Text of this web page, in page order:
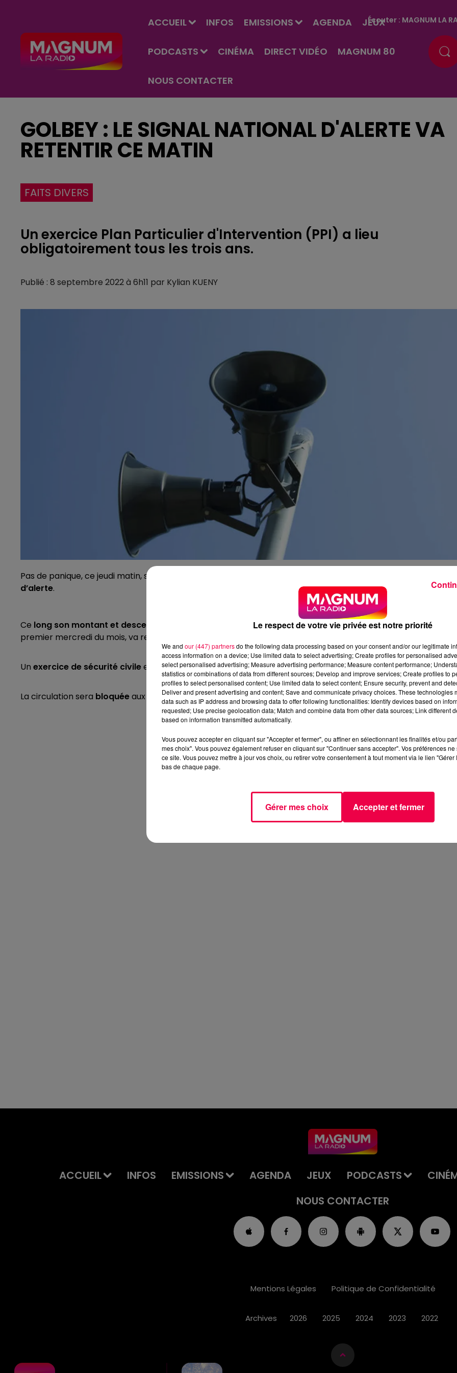
ACCUEIL INFOS EMISSIONS AGENDA JEUX
PODCASTS CINÉMA DIRECT VIDÉO MAGNUM 80
NOUS CONTACTER
Écouter : MAGNUM LA
GOLBEY : LE SIGNAL NATIONAL D'ALERTE VA
RETENTIR CE MATIN
FAITS DIVERS
Un exercice Plan Particulier d'Intervention (PPI) a lieu
obligatoirement tous les trois ans.
Publié : 8 septembre 2022 à 6h11 par Kylian KUENY
Pas de panique, ce jeudi matin, si vous habitez le secteur de Golbey. Vous risquez d’entendre le
d’alerte.
Ce long son montant et descendant de trois fois 1 minute et 41 secondes, qui sonne habituellement chaque
premier mercredi du mois, va retentir.
Un exercice de sécurité civileest mené sur le site de stockage Antargazà partir de 9h jusqu’à environ
La circulation sera bloquéeaux abords du site le temps de l’intervention.
ACCUEIL INFOS EMISSIONS AGENDA JEUX PODCASTS
NOUS CONTACTER
Mentions Légales Politique de Confidentialité
Archives 2026 2025 2024 2023 2022
Le respect de votre vie privée est notre priorité
We and our (447) partnersdo the following data processing based on your consent and/or our legitimate
access information on a device; Use limited data to select advertising; Create profiles for personalised
select personalised advertising; Measure advertising performance; Measure content performance;
statistics or combinations of data from different sources; Develop and improve services; Create profiles to
profiles to select personalised content; Use limited data to select content; Ensure security, prevent and
Deliver and present advertising and content; Save and communicate privacy choices. These technologies
data such as IP address and browsing data to offer following functionalities: Identify devices based on
requested; Use precise geolocation data; Match and combine data from other data sources; Link different
based on information transmitted automatically.
Vous pouvez accepter en cliquant sur "Accepter et fermer", ou affiner en sélectionnant les finalités et/ou
mes choix". Vous pouvez également refuser en cliquant sur "Continuer sans accepter". Vos préférences
ce site. Vous pouvez mettre à jour vos choix, ou retirer votre consentement à tout moment via le lien
bas de chaque page.
Gérer mes choix Accepter et fermer